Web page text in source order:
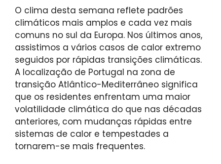
O clima desta semana reflete padrões
climáticos mais amplos e cada vez mais
comuns no sul da Europa. Nos últimos anos,
assistimos a vários casos de calor extremo
seguidos por rápidas transições climáticas.
A localização de Portugal na zona de
transição Atlântico-Mediterrâneo significa
que os residentes enfrentam uma maior
volatilidade climática do que nas décadas
anteriores, com mudanças rápidas entre
sistemas de calor e tempestades a
tornarem-se mais frequentes.